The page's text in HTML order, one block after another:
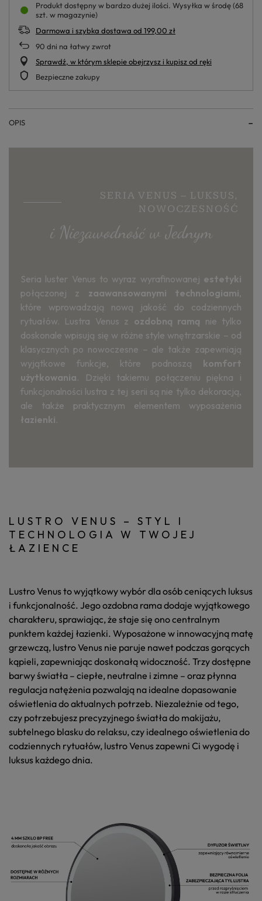
Produkt dostępny w bardzo dużej ilości Wysyłka w środę(68
szt. w magazynie)
Darmowa i szybka dostawa od 199,00 zł
90 dni na łatwy zwrot
Sprawdź, w którym sklepie obejrzysz i kupisz od ręki
Bezpieczne zakupy
OPIS
SERIA VENUS – LUKSUS,
NOWOCZESNOŚĆ
i Niezawodność w Jednym
Seria luster Venus to wyraz wyrafinowanej estetyki
połączonej z zaawansowanymi technologiami,
które wprowadzają nową jakość do codziennych
rytuałów. Lustra Venus z ozdobną ramą nie tylko
doskonale wpisują się w różne style wnętrzarskie – od
klasycznych po nowoczesne – ale także zapewniają
wyjątkowe funkcje, które podnoszą komfort
użytkowania. Dzięki takiemu połączeniu piękna i
funkcjonalności lustra z tej serii są nie tylko dekoracją,
ale także praktycznym elementem wyposażenia
łazienki.
LUSTRO VENUS – STYL I
TECHNOLOGIA W TWOJEJ
ŁAZIENCE
Lustro Venus to wyjątkowy wybór dla osób ceniących luksus
i funkcjonalność. Jegoozdobna ramadodaje wyjątkowego
charakteru, sprawiając, że staje się ono centralnym
punktem każdej łazienki. Wyposażone w innowacyjną matę
grzewczą, lustro Venus nie paruje nawet podczas gorących
kąpieli, zapewniając doskonałą widoczność. Trzy dostępne
barwy światła – ciepłe, neutralne i zimne – oraz płynna
regulacja natężenia pozwalają na idealne dopasowanie
oświetlenia do aktualnych potrzeb. Niezależnie od tego,
czy potrzebujesz precyzyjnego światła do makijażu,
subtelnego blasku do relaksu, czy idealnego oświetlenia do
codziennych rytuałów, lustro Venus zapewni Ci wygodę i
luksus każdego dnia.